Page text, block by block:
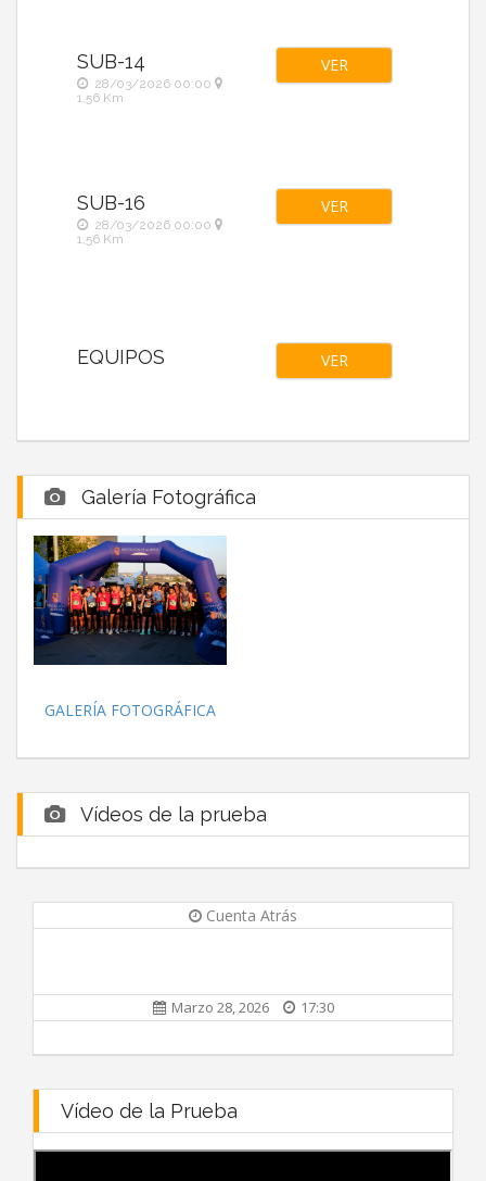
SUB-14
28/03/2026 00:00
1,56 Km
VER
SUB-16
28/03/2026 00:00
1,56 Km
VER
EQUIPOS VER
Galería Fotográfica
GALERÍA FOTOGRÁFICA
Vídeos de la prueba
Cuenta Atrás
Marzo 28, 2026 17:30
Vídeo de la Prueba